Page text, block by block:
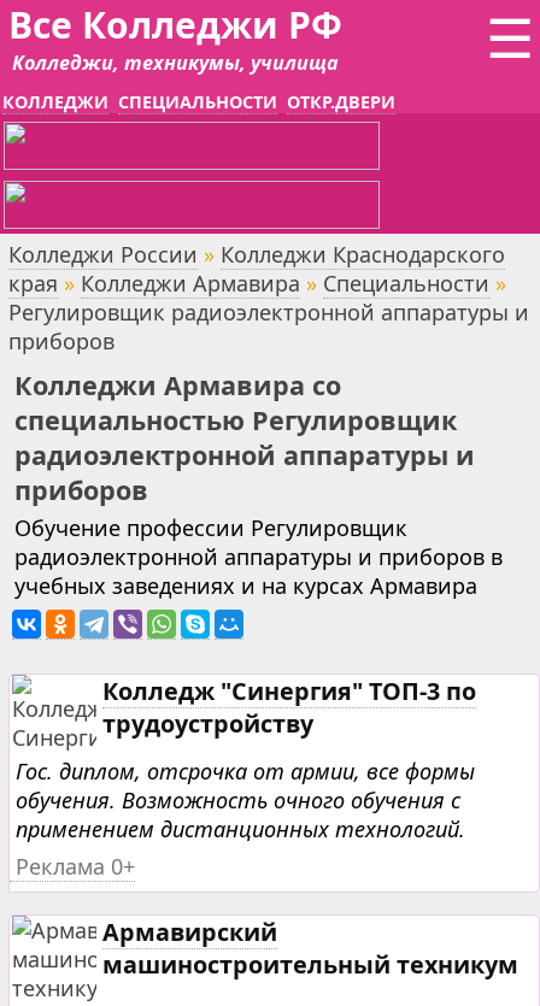
☰
Все Колледжи РФ
Колледжи, техникумы, училища
КОЛЛЕДЖИ СПЕЦИАЛЬНОСТИ ОТКР.ДВЕРИ
Колледжи России » Колледжи Краснодарского
края » Колледжи Армавира » Специальности »
Регулировщик радиоэлектронной аппаратуры и
приборов
Колледжи Армавира со
специальностью Регулировщик
радиоэлектронной аппаратуры и
приборов
Обучение профессии Регулировщик
радиоэлектронной аппаратуры и приборов в
учебных заведениях и на курсах Армавира
Колледж "Синергия" ТОП-3 по
трудоустройству
Гос. диплом, отсрочка от армии, все формы
обучения. Возможность очного обучения с
применением дистанционных технологий.
Реклама 0+
Армавирский
машиностроительный техникум